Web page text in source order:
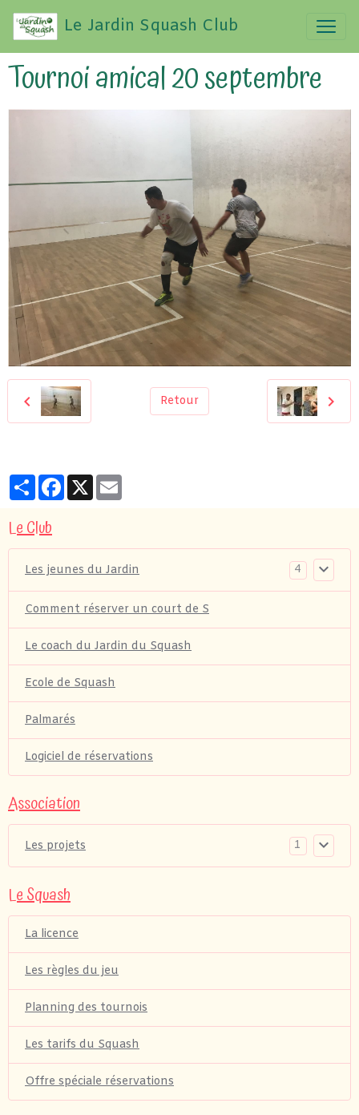
Le Jardin Squash Club
Tournoi amical 20 septembre
Retour
PartagerFacebook
X
Le Club
Les jeunes du Jardin 4
Comment réserver un court de S
Le coach du Jardin du Squash
Ecole de Squash
Palmarés
Logiciel de réservations
Association
Les projets 1
Le Squash
La licence
Les règles du jeu
Planning des tournois
Les tarifs du Squash
Offre spéciale réservations